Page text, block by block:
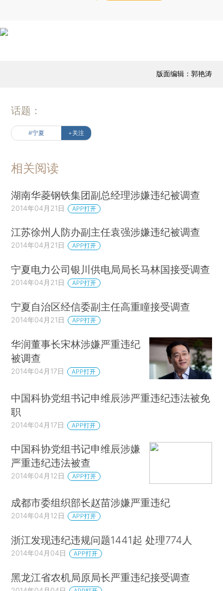
版面编辑：郭艳涛
话题：
#宁夏 +关注
相关阅读
湖南华菱钢铁集团副总经理涉嫌违纪被调查
2014年04月21日 APP打开
江苏徐州人防办副主任袁强涉嫌违纪被调查
2014年04月21日 APP打开
宁夏电力公司银川供电局局长马林国接受调查
2014年04月21日 APP打开
宁夏自治区经信委副主任高重瞳接受调查
2014年04月21日 APP打开
华润董事长宋林涉嫌严重违纪
被调查
2014年04月17日 APP打开
中国科协党组书记申维辰涉严重违纪违法被免
职
2014年04月17日 APP打开
中国科协党组书记申维辰涉嫌
严重违纪违法被查
2014年04月12日 APP打开
成都市委组织部长赵苗涉嫌严重违纪
2014年04月12日 APP打开
浙江发现违纪违规问题1441起 处理774人
2014年04月04日 APP打开
黑龙江省农机局原局长严重违纪接受调查